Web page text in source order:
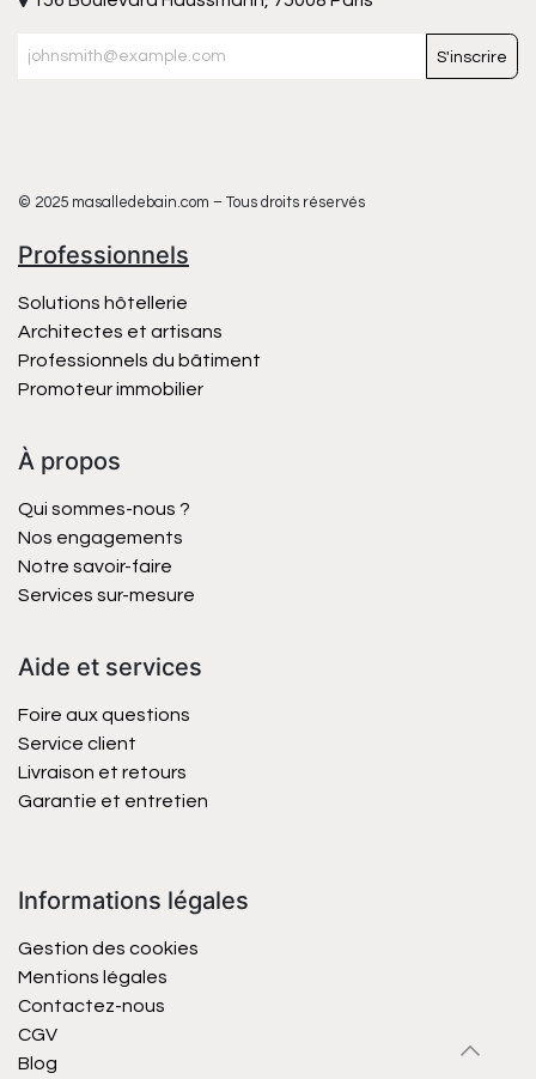
S'inscrire
© 2025 masalledebain.com – Tous droits réservés
Professionnels
Solutions hôtellerie
Architectes et artisans
Professionnels du bâtiment
Promoteur immobilier
À propos
Qui sommes-nous ?
Nos engagements
Notre savoir-faire
Services sur-mesure
Aide et services
Foire aux questions
Service client
Livraison et retours
Garantie et entretien
Informations légales
Gestion des cookies
Mentions légales
Contactez-nous
CGV
Blog